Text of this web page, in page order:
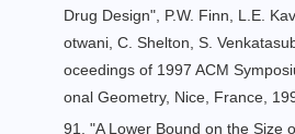
Drug Design", P.W. Finn, L.E.
otwani, C. Shelton, S.
oceedings of 1997 ACM
onal Geometry, Nice, France,
91. "A Lower Bound on the Size